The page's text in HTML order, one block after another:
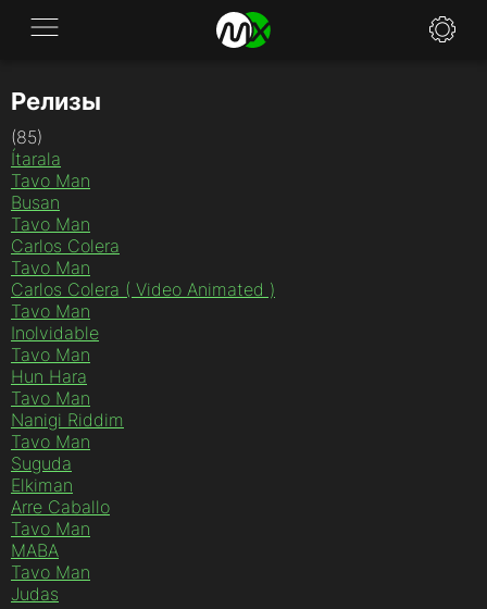
Application
Specifications
Policies
Contacts
Релизы
(85)
Ítarala
Tavo Man
Busan
Tavo Man
Carlos Colera
Tavo Man
Carlos Colera ( Video Animated )
Tavo Man
Inolvidable
Tavo Man
Hun Hara
Tavo Man
Nanigi Riddim
Tavo Man
Suguda
Elkiman
Arre Caballo
Tavo Man
MABA
Tavo Man
Judas